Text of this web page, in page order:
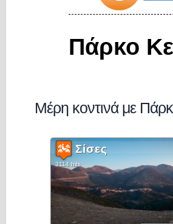
Πάρκο
Μέρη κοντινά με
Σίσες
3114 hits